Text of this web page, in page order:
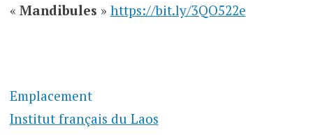
« Mandibules » https://bit.ly/3QO522e
Emplacement
Institut français du Laos